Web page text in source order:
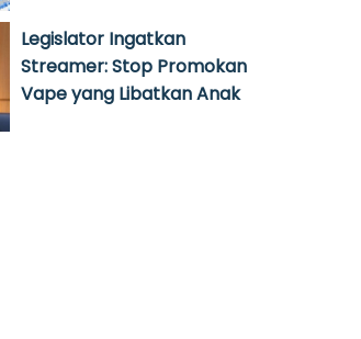
Legislator Ingatkan
Streamer: Stop Promokan
Vape yang Libatkan Anak